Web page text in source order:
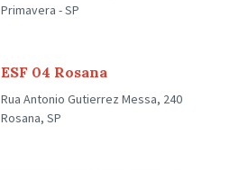
Primavera - SP
ESF 04 Rosana
Rua Antonio Gutierrez Messa, 240
Rosana, SP